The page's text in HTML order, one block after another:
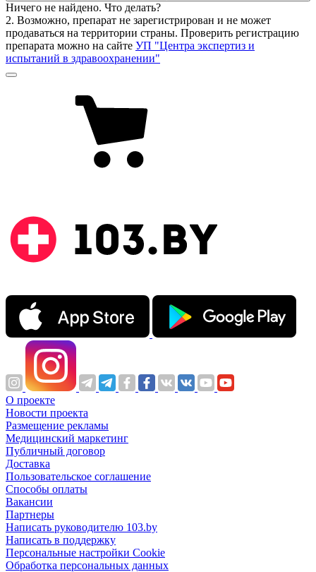
Ничего не найдено. Что делать?
2. Возможно, препарат не зарегистрирован и не может
продаваться на территории страны. Проверить регистрацию
препарата можно на сайте УП "Центра экспертиз и
испытаний в здравоохранении"
О проекте
Новости проекта
Размещение рекламы
Медицинский маркетинг
Публичный договор
Доставка
Пользовательское соглашение
Способы оплаты
Вакансии
Партнеры
Написать руководителю 103.by
Написать в поддержку
Персональные настройки Cookie
Обработка персональных данных